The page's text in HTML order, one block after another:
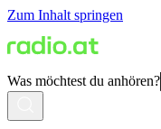
Zum Inhalt springen
Was möchtest du anhören?